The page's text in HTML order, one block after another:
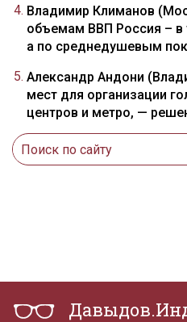
Владимир Климанов
объемам ВВП Россия – в
а по среднедушевым
Александр Андони
мест для организации
центров и метро, —